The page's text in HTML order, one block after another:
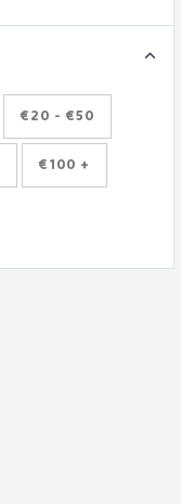
€20 - €50
€100 +